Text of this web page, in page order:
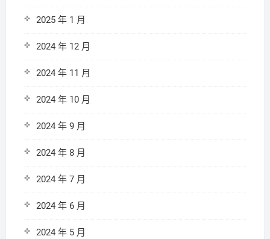
2025 年 1 月
2024 年 12 月
2024 年 11 月
2024 年 10 月
2024 年 9 月
2024 年 8 月
2024 年 7 月
2024 年 6 月
2024 年 5 月